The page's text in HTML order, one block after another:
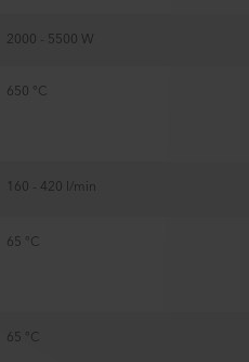
2000 - 5500 W
650 °C
160 - 420 l/min
65 °C
65 °C